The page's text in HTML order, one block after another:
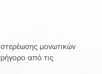
μονωτικών
από τις